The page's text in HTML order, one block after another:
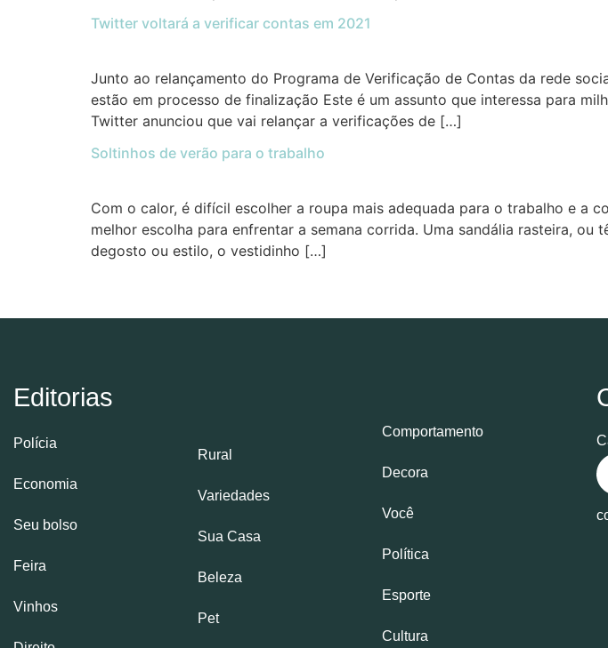
Twitter voltará a verificar contas em 2021
Junto ao relançamento do Programa de Verificação de Contas da rede
estão em processo de finalização Este é um assunto que interessa para
Twitter anunciou que vai relançar a verificações de […]
Soltinhos de verão para o trabalho
Com o calor, é difícil escolher a roupa mais adequada para o trabalho e a
melhor escolha para enfrentar a semana corrida. Uma sandália rasteira,
degosto ou estilo, o vestidinho […]
Editorias
Polícia
Economia
Seu bolso
Feira
Vinhos
Rural
Variedades
Sua Casa
Beleza
Pet
Comportamento
Decora
Você
Política
Esporte
Cultura